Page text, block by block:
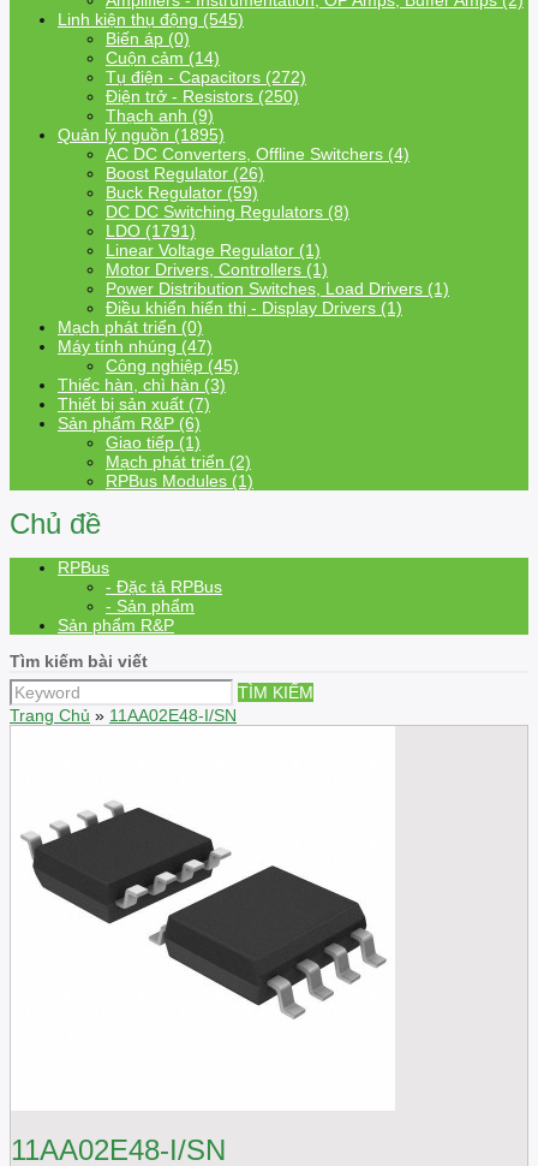
Linh kiện thụ động (545)
Biến áp (0)
Cuộn cảm (14)
Tụ điện - Capacitors (272)
Điện trở - Resistors (250)
Thạch anh (9)
Quản lý nguồn (1895)
AC DC Converters, Offline Switchers (4)
Boost Regulator (26)
Buck Regulator (59)
DC DC Switching Regulators (8)
LDO (1791)
Linear Voltage Regulator (1)
Motor Drivers, Controllers (1)
Power Distribution Switches, Load Drivers (1)
Điều khiển hiển thị - Display Drivers (1)
Mạch phát triển (0)
Máy tính nhúng (47)
Công nghiệp (45)
Thiếc hàn, chì hàn (3)
Thiết bị sản xuất (7)
Sản phẩm R&P (6)
Giao tiếp (1)
Mạch phát triển (2)
RPBus Modules (1)
Chủ đề
RPBus
- Đặc tả RPBus
- Sản phẩm
Sản phẩm R&P
Tìm kiếm bài viết
TÌM KIẾM
Trang Chủ » 11AA02E48-I/SN
11AA02E48-I/SN